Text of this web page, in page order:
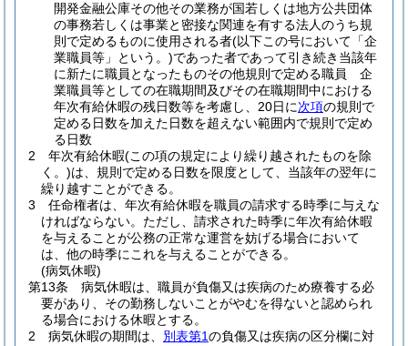
開発金融公庫その他その業務が国若しくは地方公共団体
の事務若しくは事業と密接な関連を有する法人のうち規
則で定めるものに使用される者(以下この号において「企
業職員等」という。)であった者であって引き続き当該年
に新たに職員となったものその他規則で定める職員 企
業職員等としての在職期間及びその在職期間中における
年次有給休暇の残日数等を考慮し、20日に次項の規則で
定める日数を加えた日数を超えない範囲内で規則で定め
る日数
2
年次有給休暇(この項の規定により繰り越されたものを除
く。)は、規則で定める日数を限度として、当該年の翌年に
繰り越すことができる。
3
任命権者は、年次有給休暇を職員の請求する時季に与えな
ければならない。 ただし、請求された時季に年次有給休暇
を与えることが公務の正常な運営を妨げる場合において
は、他の時季にこれを与えることができる。
(病気休暇)
第13条
病気休暇は、職員が負傷又は疾病のため療養する必
要があり、その勤務しないことがやむを得ないと認められ
る場合における休暇とする。
2
病気休暇の期間は、 別表第1の負傷又は疾病の区分欄に対